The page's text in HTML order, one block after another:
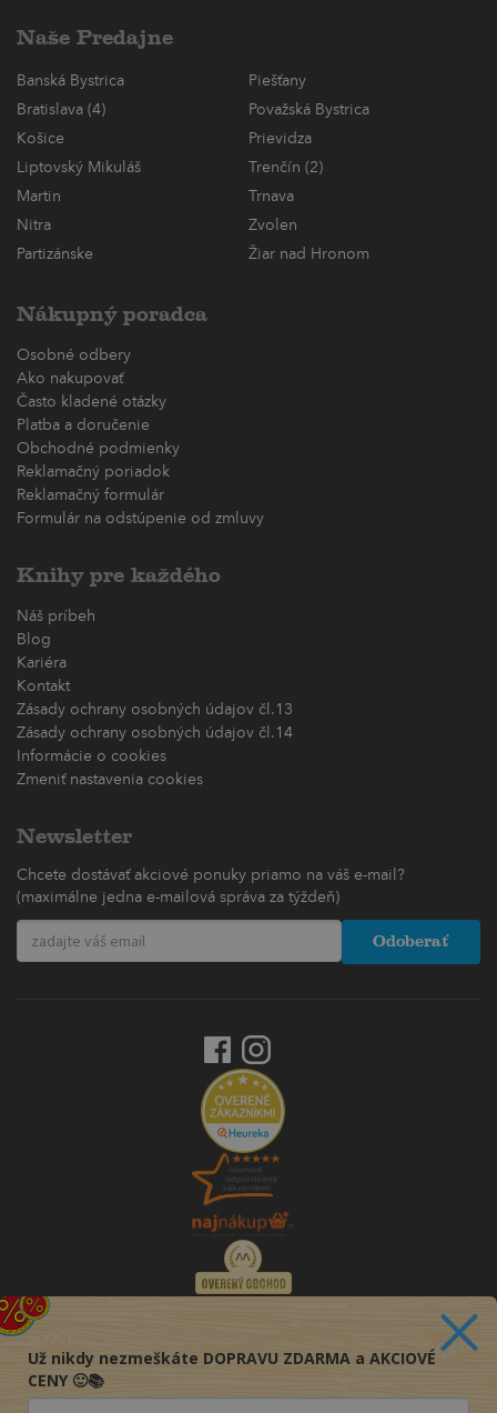
Naše Predajne
Banská Bystrica
Piešťany
Bratislava (4)
Považská Bystrica
Košice
Prievidza
Liptovský Mikuláš
Trenčín (2)
Martin
Trnava
Nitra
Zvolen
Partizánske
Žiar nad Hronom
Nákupný poradca
Osobné odbery
Ako nakupovať
Často kladené otázky
Platba a doručenie
Obchodné podmienky
Reklamačný poriadok
Reklamačný formulár
Formulár na odstúpenie od zmluvy
Knihy pre každého
Náš príbeh
Blog
Kariéra
Kontakt
Zásady ochrany osobných údajov čl.13
Zásady ochrany osobných údajov čl.14
Informácie o cookies
Zmeniť nastavenia cookies
Newsletter
Chcete dostávať akciové ponuky priamo na váš e-mail?
(maximálne jedna e-mailová správa za týždeň)
Odoberať
Už nikdy nezmeškáte DOPRAVU ZDARMA a AKCIOVÉ
CENY 🙂📚